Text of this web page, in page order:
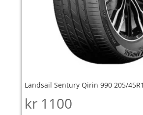
Landsail Sentury Qirin 990 205/
kr 1100